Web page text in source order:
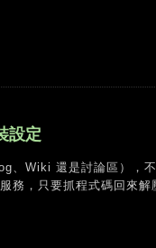
設定
、Wiki 還是討論區），
，只要抓程式碼回來解